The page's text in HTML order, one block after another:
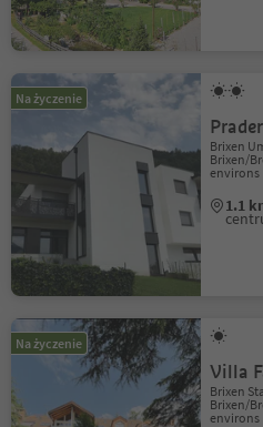
Na życzenie
Brixen
Brixen/
environs
1.1
Na życzenie
Villa
Brixen
Brixen/
environs